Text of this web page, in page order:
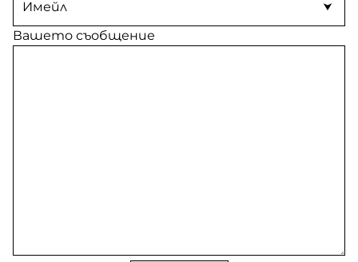
Вашето съобщение